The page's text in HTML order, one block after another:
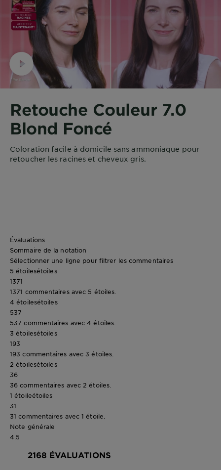
Retouche Couleur 7.0
Blond Foncé
Coloration facile à domicile sans ammoniaque pour
retoucher les racines et cheveux gris.
Évaluations
Sommaire de la notation
Sélectionner une ligne pour filtrer les commentaires
5 étoilesétoiles
1371
1371 commentaires avec 5 étoiles.
4 étoilesétoiles
537
537 commentaires avec 4 étoiles.
3 étoilesétoiles
193
193 commentaires avec 3 étoiles.
2 étoilesétoiles
36
36 commentaires avec 2 étoiles.
1 étoileétoiles
31
31 commentaires avec 1 étoile.
Note générale
4.5
2168 ÉVALUATIONS